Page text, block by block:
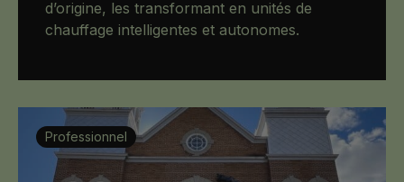
d’origine, les transformant en unités de
chauffage intelligentes et autonomes.
Professionnel